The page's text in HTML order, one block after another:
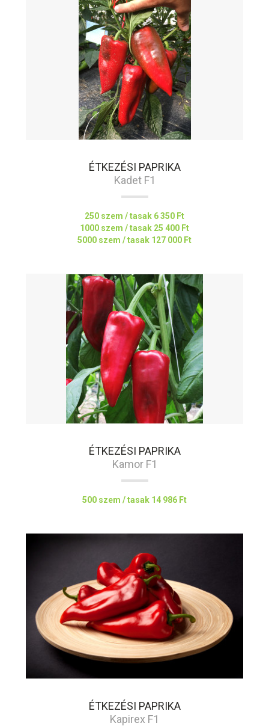
ÉTKEZÉSI PAPRIKA
Kadet F1
250 szem / tasak 6 350 Ft
1000 szem / tasak 25 400 Ft
5000 szem / tasak 127 000 Ft
ÉTKEZÉSI PAPRIKA
Kamor F1
500 szem / tasak 14 986 Ft
ÉTKEZÉSI PAPRIKA
Kapirex F1